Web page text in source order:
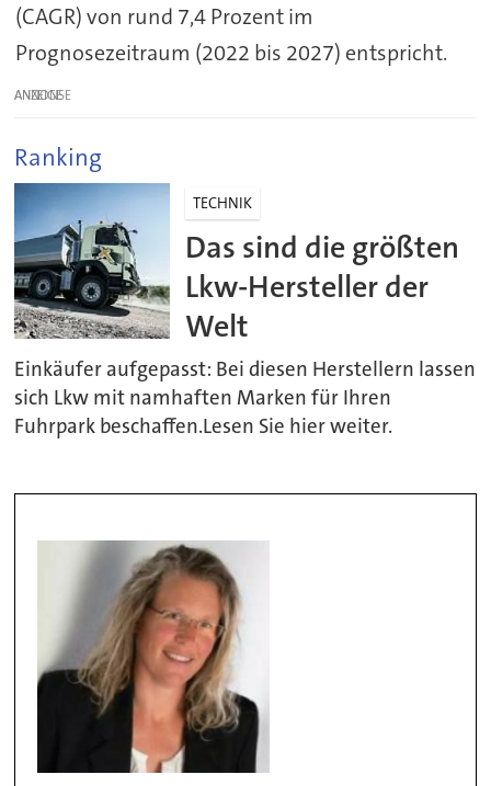
(CAGR) von rund 7,4 Prozent im
Prognosezeitraum (2022 bis 2027) entspricht.
ANZEIGE
Ranking
TECHNIK
Das sind die größten
Lkw-Hersteller der
Welt
Einkäufer aufgepasst: Bei diesen Herstellern lassen
sich Lkw mit namhaften Marken für Ihren
Fuhrpark beschaffen.Lesen Sie hier weiter.